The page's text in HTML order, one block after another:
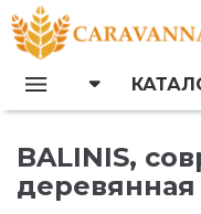
BALINIS,